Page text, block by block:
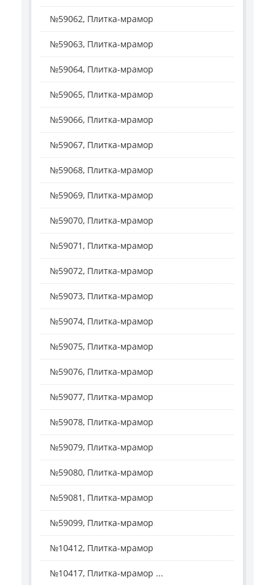
№59062, Плитка-мрамор
№59063, Плитка-мрамор
№59064, Плитка-мрамор
№59065, Плитка-мрамор
№59066, Плитка-мрамор
№59067, Плитка-мрамор
№59068, Плитка-мрамор
№59069, Плитка-мрамор
№59070, Плитка-мрамор
№59071, Плитка-мрамор
№59072, Плитка-мрамор
№59073, Плитка-мрамор
№59074, Плитка-мрамор
№59075, Плитка-мрамор
№59076, Плитка-мрамор
№59077, Плитка-мрамор
№59078, Плитка-мрамор
№59079, Плитка-мрамор
№59080, Плитка-мрамор
№59081, Плитка-мрамор
№59099, Плитка-мрамор
№10412, Плитка-мрамор
№10417, Плитка-мрамор ...